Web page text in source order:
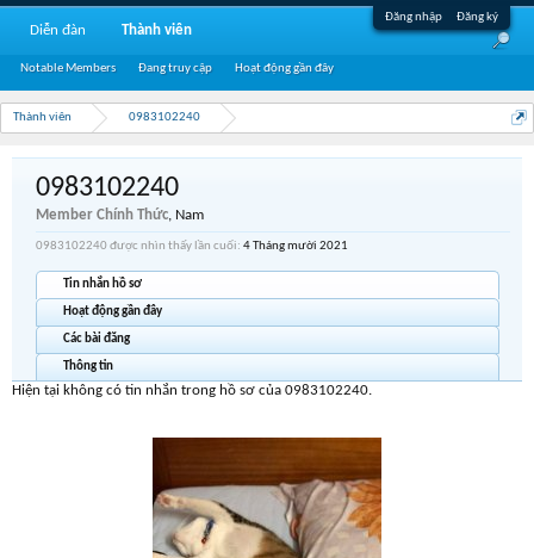
Đăng nhập Đăng ký
Thành viên 0983102240
0983102240
Member Chính Thức, Nam
0983102240 được nhìn thấy lần cuối: 4 Tháng mười 2021
Tin nhắn hồ sơ
Hoạt động gần đây
Các bài đăng
Thông tin
Hiện tại không có tin nhắn trong hồ sơ của 0983102240.
Diễn đàn Thành viên
Notable Members Đang truy cập Hoạt động gần đây